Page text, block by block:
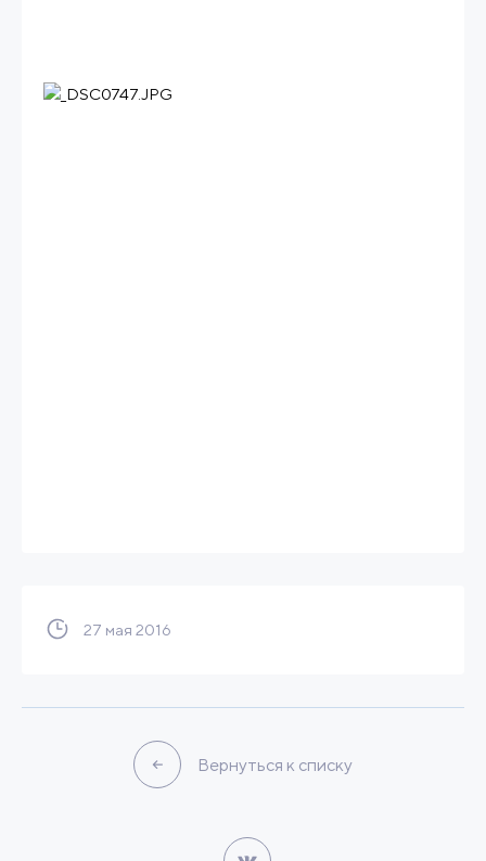
27 мая 2016
Вернуться к списку